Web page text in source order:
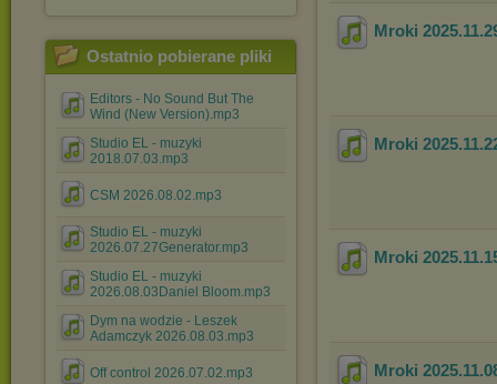
Ostatnio pobierane pliki
Editors - No Sound But The
Wind (New Version).mp3
Studio EL - muzyki
2018.07.03.mp3
CSM 2026.08.02.mp3
Studio EL - muzyki
2026.07.27Generator.mp3
Studio EL - muzyki
2026.08.03Daniel Bloom.mp3
Dym na wodzie - Leszek
Adamczyk 2026.08.03.mp3
Off control 2026.07.02.mp3
Mroki
Mroki
Mroki
Mroki